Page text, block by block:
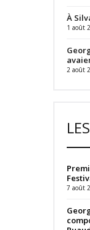
À
1 août
2 août
7 août